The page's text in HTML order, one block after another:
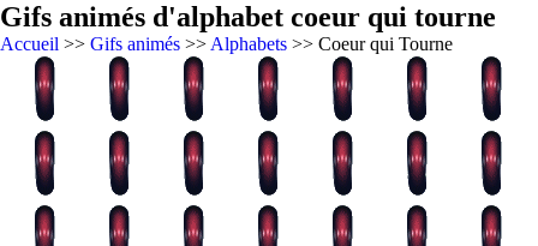
Gifs animés d'alphabet coeur qui tourne
Accueil >> Gifs animés >> Alphabets >> Coeur qui Tourne